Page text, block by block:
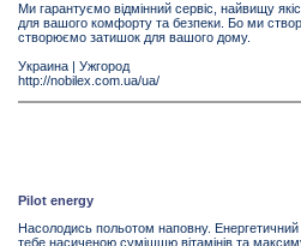
Ми гарантуємо відмінний сервіс, найвищу
для вашого комфорту та безпеки. Бо ми
створюємо затишок для вашого дому.
Украина | Ужгород
http://nobilex.com.ua/ua/
Pilot energy
Насолодись польотом наповну.
тебе насиченою сумішшю вітамінів та